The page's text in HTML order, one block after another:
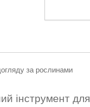
інструмент